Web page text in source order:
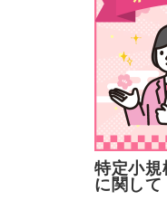
特定小規
に関して